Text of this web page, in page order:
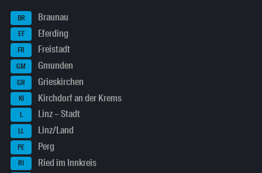
BR Braunau
EF Eferding
FR Freistadt
GM Gmunden
GR Grieskirchen
KI Kirchdorf an der Krems
L Linz – Stadt
LL Linz/Land
PE Perg
RI Ried im Innkreis